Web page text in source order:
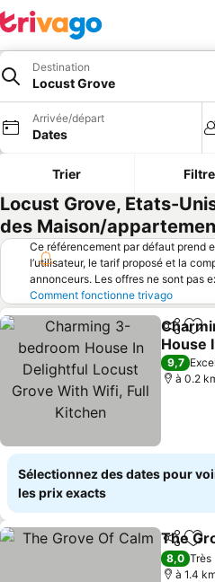
Destination
Locust Grove
Arrivée/départ
Dates
Trier
Locust Grove, Etats-
des Maison/
Ce référencement par défaut prend
l’utilisateur, le tarif proposé et la
annonceurs. Les offres ne sont pas
Comment fonctionne trivago
Partager
House
Locust
Full
9,7
à 0.2
Sélectionnez des dates pour
les prix exacts
Partager
The
8,0 Très
à 1.4